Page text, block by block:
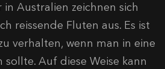
in Australien zeichnen sich
reissende Fluten aus. Es ist
verhalten, wenn man in eine
Auf diese Weise kann